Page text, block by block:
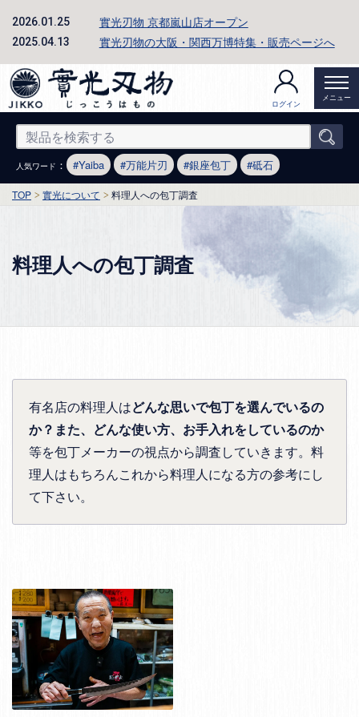
2026.01.25 實光刃物 京都嵐山店オープン
2025.04.13 實光刃物の大阪・関西万博特集・販売ページへ
ログイン
メニュー
人気ワード ： Yaiba 万能片刃 銀座包丁 砥石
TOP 實光について 料理人への包丁調査
料理人への包丁調査
有名店の料理人はどんな思いで包丁を選んでいるの
か？また、どんな使い方、お手入れをしているのか
等を包丁メーカーの視点から調査していきます。料
理人はもちろんこれから料理人になる方の参考にし
て下さい。